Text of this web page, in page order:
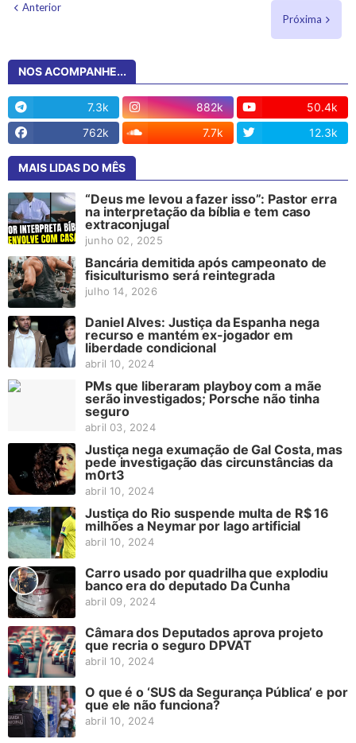
Anterior
Próxima
NOS ACOMPANHE...
7.3k 882k
50.4k
762k
7.7k 12.3k
MAIS LIDAS DO MÊS
“Deus me levou a fazer isso”: Pastor erra
na interpretação da bíblia e tem caso
extraconjugal
junho 02, 2025
Bancária demitida após campeonato de
fisiculturismo será reintegrada
julho 14, 2026
Daniel Alves: Justiça da Espanha nega
recurso e mantém ex-jogador em
liberdade condicional
abril 10, 2024
PMs que liberaram playboy com a mãe
serão investigados; Porsche não tinha
seguro
abril 03, 2024
Justiça nega exumação de Gal Costa, mas
pede investigação das circunstâncias da
m0rt3
abril 10, 2024
Justiça do Rio suspende multa de R$ 16
milhões a Neymar por lago artificial
abril 10, 2024
Carro usado por quadrilha que explodiu
banco era do deputado Da Cunha
abril 09, 2024
Câmara dos Deputados aprova projeto
que recria o seguro DPVAT
abril 10, 2024
O que é o ‘SUS da Segurança Pública’ e por
que ele não funciona?
abril 10, 2024